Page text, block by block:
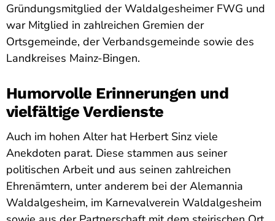
Gründungsmitglied der Waldalgesheimer FWG und
war Mitglied in zahlreichen Gremien der
Ortsgemeinde, der Verbandsgemeinde sowie des
Landkreises Mainz-Bingen.
Humorvolle Erinnerungen und
vielfältige Verdienste
Auch im hohen Alter hat Herbert Sinz viele
Anekdoten parat. Diese stammen aus seiner
politischen Arbeit und aus seinen zahlreichen
Ehrenämtern, unter anderem bei der Alemannia
Waldalgesheim, im Karnevalverein Waldalgesheim